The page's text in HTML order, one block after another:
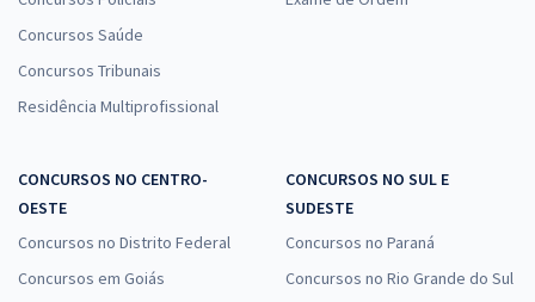
Concursos Saúde
Concursos Tribunais
Residência Multiprofissional
CONCURSOS NO CENTRO-
OESTE
Concursos no Distrito Federal
Concursos em Goiás
CONCURSOS NO SUL E
SUDESTE
Concursos no Paraná
Concursos no Rio Grande do Sul